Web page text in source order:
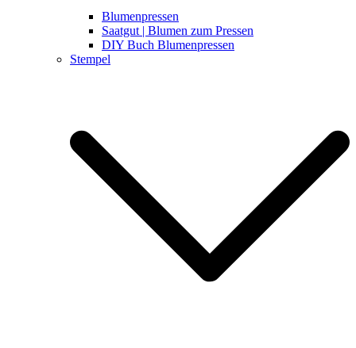
Blumenpressen
Saatgut | Blumen zum Pressen
DIY Buch Blumenpressen
Stempel